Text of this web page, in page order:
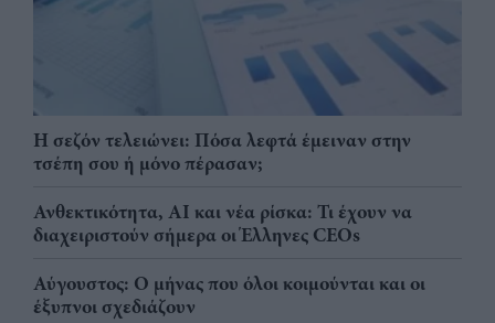
Η σεζόν τελειώνει: Πόσα λεφτά έμειναν στην
τσέπη σου ή μόνο πέρασαν;
Ανθεκτικότητα, AI και νέα ρίσκα: Τι έχουν να
διαχειριστούν σήμερα οι Έλληνες CEOs
Αύγουστος: Ο μήνας που όλοι κοιμούνται και οι
έξυπνοι σχεδιάζουν